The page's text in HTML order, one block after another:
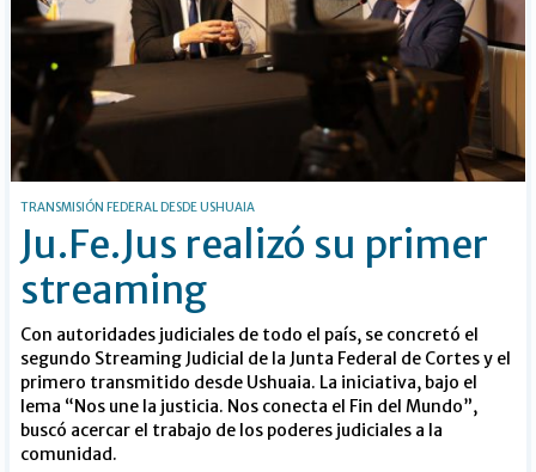
TRANSMISIÓN FEDERAL DESDE USHUAIA
Ju.Fe.Jus realizó su primer
streaming
Con autoridades judiciales de todo el país, se concretó el
segundo Streaming Judicial de la Junta Federal de Cortes y el
primero transmitido desde Ushuaia. La iniciativa, bajo el
lema “Nos une la justicia. Nos conecta el Fin del Mundo”,
buscó acercar el trabajo de los poderes judiciales a la
comunidad.